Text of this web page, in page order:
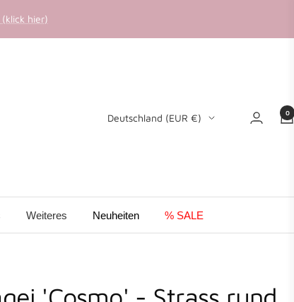
hier)
Land/Region
Deutschland (EUR €) 0
Weiteres Neuheiten % SALE